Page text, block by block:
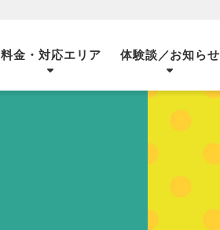
料金・対応エリア 体験談／お知らせ